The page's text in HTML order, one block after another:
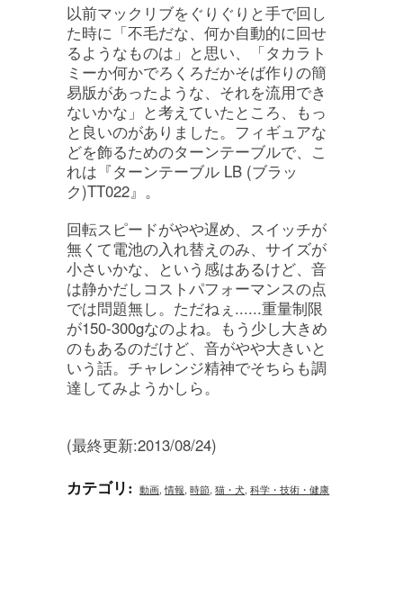
以前マックリブをぐりぐりと手で回し
た時に「不毛だな、何か自動的に回せ
るようなものは」と思い、「タカラト
ミーか何かでろくろだかそば作りの簡
易版があったような、それを流用でき
ないかな」と考えていたところ、もっ
と良いのがありました。フィギュアな
どを飾るためのターンテーブルで、こ
れは『ターンテーブル LB (ブラッ
ク)TT022』。
回転スピードがやや遅め、スイッチが
無くて電池の入れ替えのみ、サイズが
小さいかな、という感はあるけど、音
は静かだしコストパフォーマンスの点
では問題無し。ただねぇ......重量制限
が150-300gなのよね。もう少し大きめ
のもあるのだけど、音がやや大きいと
いう話。チャレンジ精神でそちらも調
達してみようかしら。
(最終更新:2013/08/24)
カテゴリ: 動画, 情報, 時節, 猫・犬, 科学・技術・健康